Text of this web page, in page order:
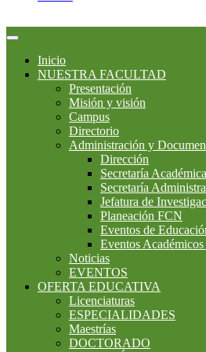
Inicio
NUESTRA FACULTAD
Presentación
Misión y visión
Campus
Directorio
Administración y
Dirección
Secretaría Académica
Secretaría
Jefatura de
Planeación FCN
Eventos de
Eventos
Noticias
EVENTOS
OFERTA EDUCATIVA
Licenciaturas
ESPECIALIDADES
Maestrías
DOCTORADO